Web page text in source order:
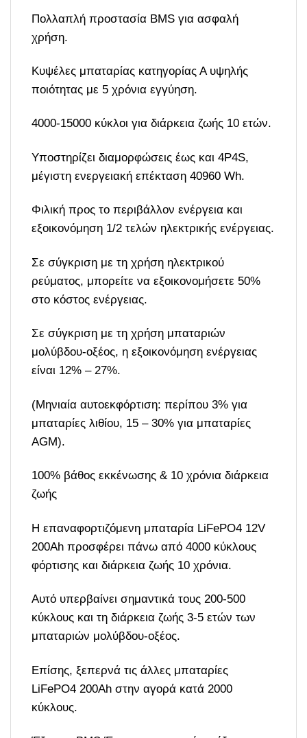
Πολλαπλή προστασία BMS για ασφαλή
χρήση.
Κυψέλες μπαταρίας κατηγορίας Α υψηλής
ποιότητας με 5 χρόνια εγγύηση.
4000-15000 κύκλοι για διάρκεια ζωής 10 ετών.
Υποστηρίζει διαμορφώσεις έως και 4P4S,
μέγιστη ενεργειακή επέκταση 40960 Wh.
Φιλική προς το περιβάλλον ενέργεια και
εξοικονόμηση 1/2 τελών ηλεκτρικής ενέργειας.
Σε σύγκριση με τη χρήση ηλεκτρικού
ρεύματος, μπορείτε να εξοικονομήσετε 50%
στο κόστος ενέργειας.
Σε σύγκριση με τη χρήση μπαταριών
μολύβδου-οξέος, η εξοικονόμηση ενέργειας
είναι 12% – 27%.
(Μηνιαία αυτοεκφόρτιση: περίπου 3% για
μπαταρίες λιθίου, 15 – 30% για μπαταρίες
AGM).
100% βάθος εκκένωσης & 10 χρόνια διάρκεια
ζωής
Η επαναφορτιζόμενη μπαταρία LiFePO4 12V
200Ah προσφέρει πάνω από 4000 κύκλους
φόρτισης και διάρκεια ζωής 10 χρόνια.
Αυτό υπερβαίνει σημαντικά τους 200-500
κύκλους και τη διάρκεια ζωής 3-5 ετών των
μπαταριών μολύβδου-οξέος.
Επίσης, ξεπερνά τις άλλες μπαταρίες
LiFePO4 200Ah στην αγορά κατά 2000
κύκλους.